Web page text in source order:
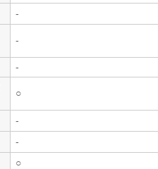
-
-
-
○
-
-
○